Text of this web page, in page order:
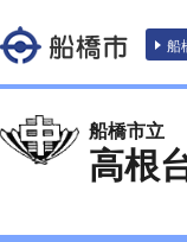
船
船橋市立
高根